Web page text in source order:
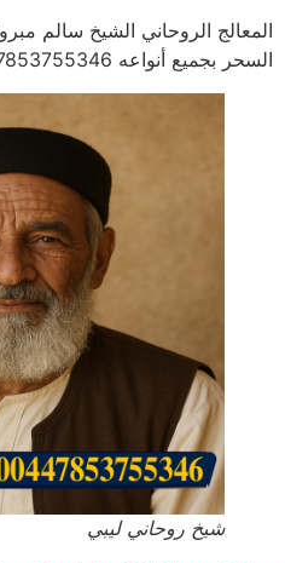
المعالج الروحاني الشيخ سالم
السحر بجميع أنواعه 00447853755346
شيخ روحاني ليبي